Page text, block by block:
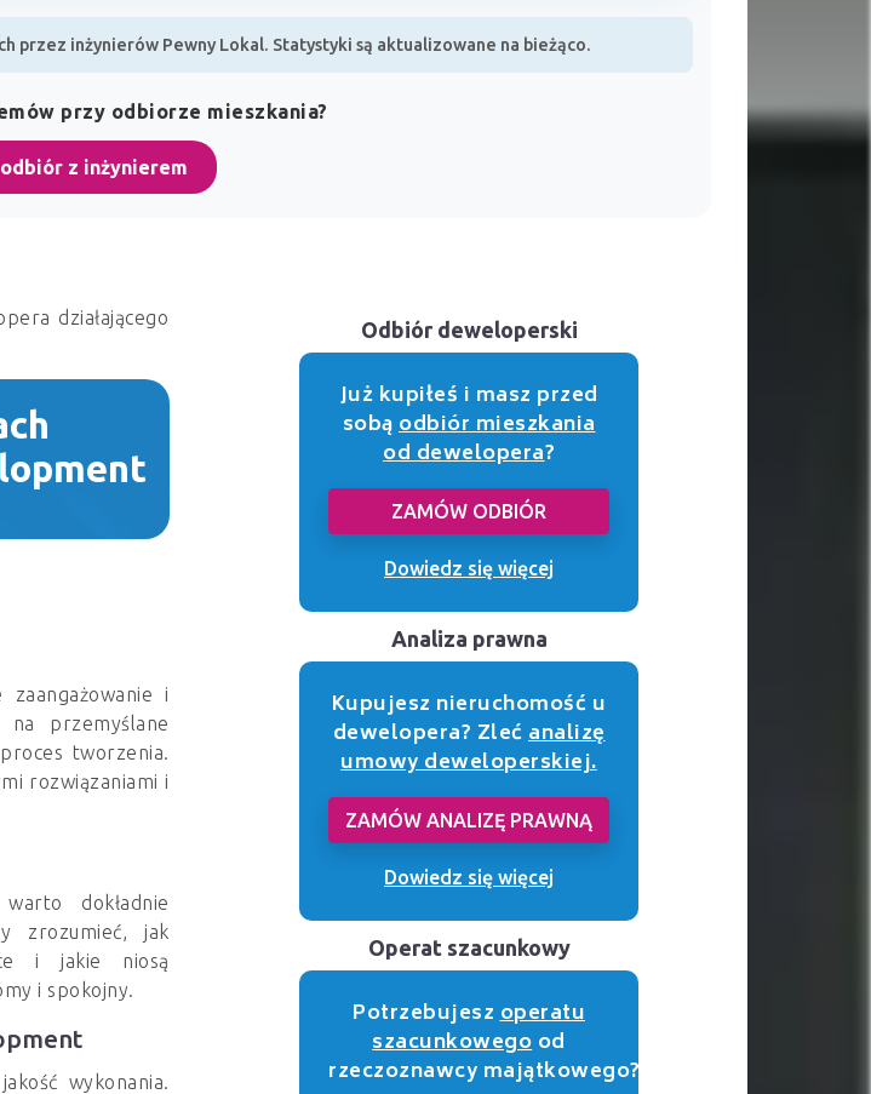
przez inżynierów Pewny Lokal. Statystyki są aktualizowane na bieżąco.
przy odbiorze mieszkania?
z inżynierem
działającego
i
na przemyślane
tworzenia.
rozwiązaniami i
dokładnie
zrozumieć, jak
i jakie niosą
i spokojny.
wykonania.
Odbiór deweloperski
Już kupiłeś i masz przed
sobąodbiór mieszkania
od dewelopera?
ZAMÓW ODBIÓR
Dowiedz się więcej
Analiza prawna
Kupujesz nieruchomość u
dewelopera? Zlećanalizę
umowy deweloperskiej.
ZAMÓW ANALIZĘ PRAWNĄ
Dowiedz się więcej
Operat szacunkowy
Potrzebujeszoperatu
szacunkowegood
rzeczoznawcy majątkowego?